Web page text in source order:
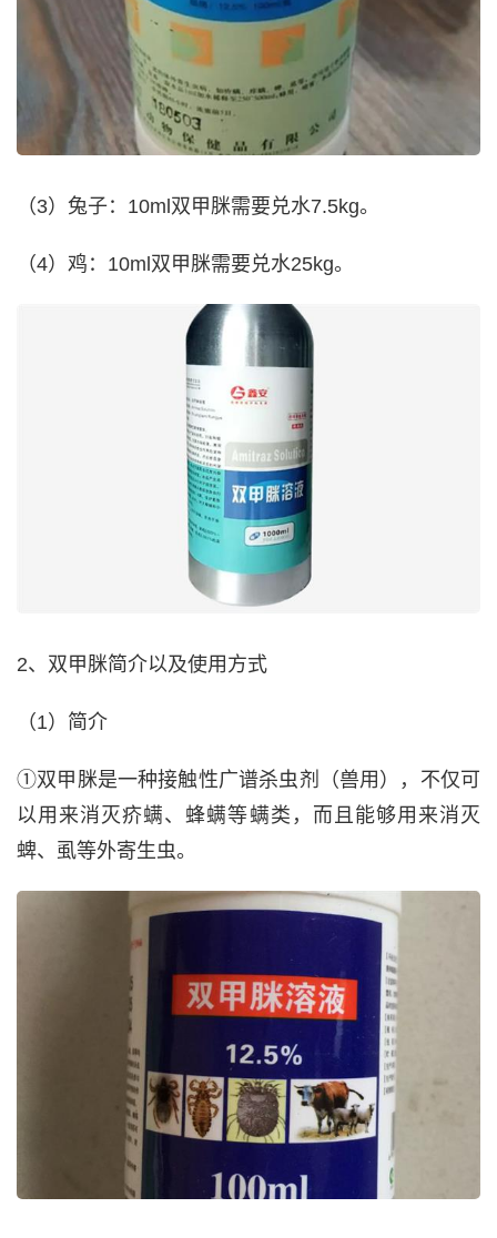
（3）兔子：10ml双甲脒需要兑水7.5kg。
（4）鸡：10ml双甲脒需要兑水25kg。
2、双甲脒简介以及使用方式
（1）简介
①双甲脒是一种接触性广谱杀虫剂（兽用），不仅可
以用来消灭疥螨、蜂螨等螨类，而且能够用来消灭
蜱、虱等外寄生虫。